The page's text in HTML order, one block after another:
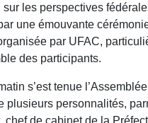
les perspectives
une émouvante
par UFAC,
des participants.
s’est tenue
plusieurs personnalités,
chef de cabinet de la